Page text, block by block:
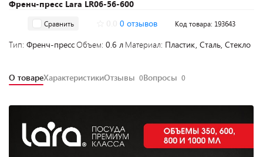
Френч-пресс Lara LR06-56-600
Сравнить 0 отзывов Код товара: 193643
Тип: Френч-прессОбъем: 0.6 л Материал: Пластик, Сталь, Стекло
О товареХарактеристикиОтзывы 0Вопросы 0